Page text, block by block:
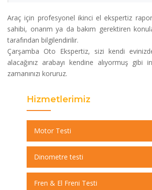
Araç için profesyonel ikinci el ekspertiz
sahibi, onarım ya da bakım gerektiren
tarafından bilgilendirilir.
Çarşamba Oto Ekspertiz, sizi kendi
alacağınız arabayı kendine alıyormuş gibi
zamanınızı koruruz.
Hizmetlerimiz
Motor Testi
Dinometre testi
Fren & El Freni Testi